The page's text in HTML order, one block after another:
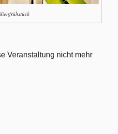
Veranstaltung nicht mehr